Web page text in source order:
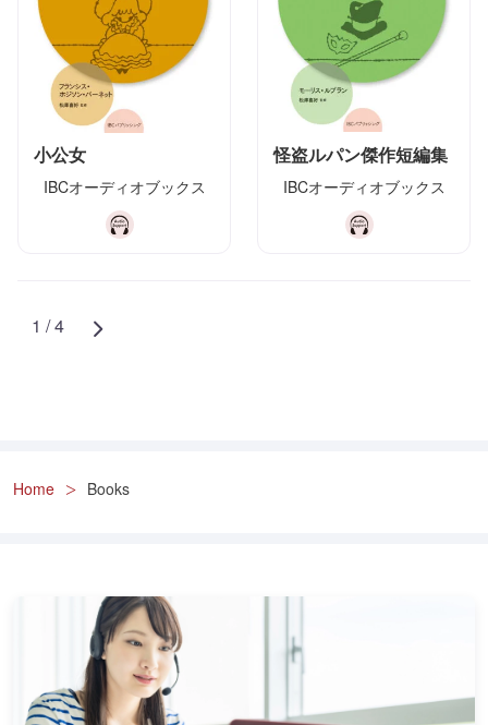
小公女
IBCオーディオブックス
怪盗ルパン傑作短編集
IBCオーディオブックス
1 / 4
Home Books